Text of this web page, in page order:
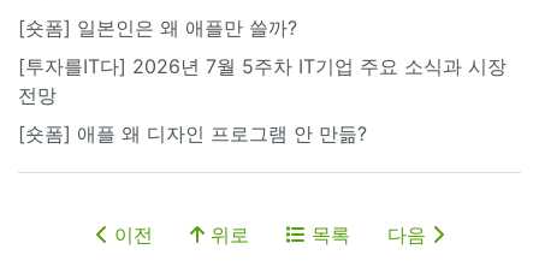
[숏폼] 일본인은 왜 애플만 쓸까?
[투자를IT다] 2026년 7월 5주차 IT기업 주요 소식과 시장
전망
[숏폼] 애플 왜 디자인 프로그램 안 만듦?
이전 위로 목록 다음